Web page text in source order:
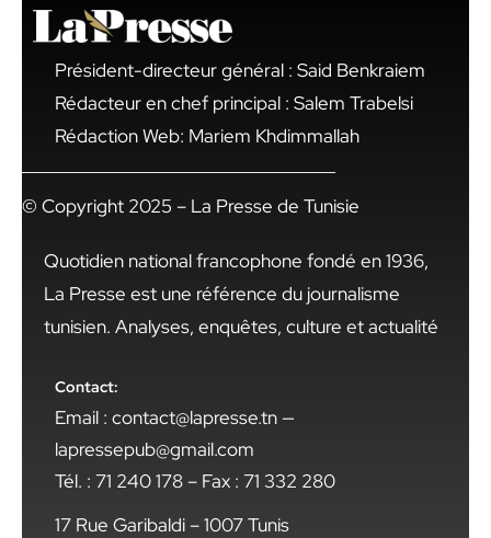
Président-directeur général : Said Benkraiem
Rédacteur en chef principal : Salem Trabelsi
Rédaction Web: Mariem Khdimmallah
© Copyright 2025 – La Presse de Tunisie
Quotidien national francophone fondé en 1936,
La Presse est une référence du journalisme
tunisien. Analyses, enquêtes, culture et actualité
Contact:
Email : contact@lapresse.tn —
lapressepub@gmail.com
Tél. : 71 240 178 – Fax : 71 332 280
17 Rue Garibaldi – 1007 Tunis